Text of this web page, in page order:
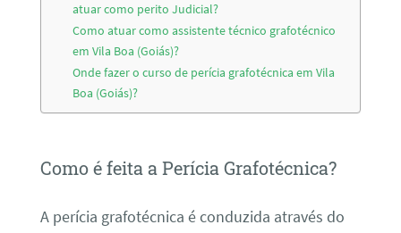
atuar como perito Judicial?
Como atuar como assistente técnico grafotécnico
em Vila Boa (Goiás)?
Onde fazer o curso de perícia grafotécnica em Vila
Boa (Goiás)?
Como é feita a Perícia Grafotécnica?
A perícia grafotécnica é conduzida através do